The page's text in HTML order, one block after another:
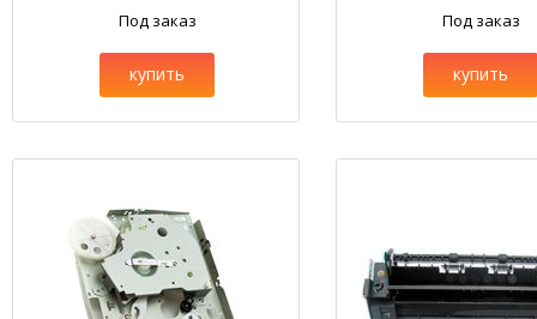
Под заказ
купить
Под заказ
купить